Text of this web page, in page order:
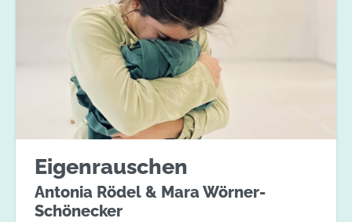
Eigenrauschen
Antonia Rödel & Mara Wörner-
Schönecker